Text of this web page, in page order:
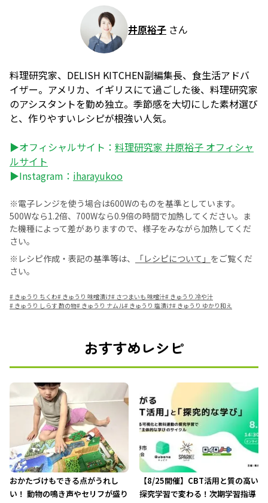
井原裕子 さん
料理研究家、DELISH KITCHEN副編集長、食生活アドバ
イザー。アメリカ、イギリスにて過ごした後、料理研究家
のアシスタントを勤め独立。季節感を大切にした素材選び
と、作りやすいレシピが根強い人気。
▶オフィシャルサイト： 料理研究家 井原裕子 オフィシャ
ルサイト
▶Instagram： iharayukoo
※電子レンジを使う場合は600Wのものを基準としています。
500Wなら1.2倍、700Wなら0.9倍の時間で加熱してください。ま
た機種によって差がありますので、様子をみながら加熱してくだ
さい。
※レシピ作成・表記の基準等は、
「レシピについて」 をご覧くだ
さい。
# きゅうり ちくわ# きゅうり 味噌漬け# さつまいも 味噌汁# きゅうり 冷や汁
# きゅうり しらす 酢の物# きゅうり ナムル# きゅうり 塩漬け# きゅうり ゆかり和え
おすすめレシピ
おかたづけもできる点がうれし
い！ 動物の鳴き声やセリフが盛り
【8/25開催】CBT活用と質の高い
探究学習で変わる！次期学習指導